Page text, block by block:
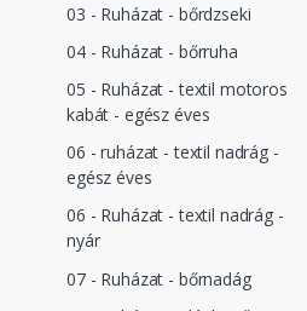
03 - Ruházat - bőrdzseki
04 - Ruházat - bőrruha
05 - Ruházat - textil motoros
kabát - egész éves
06 - ruházat - textil nadrág -
egész éves
06 - Ruházat - textil nadrág -
nyár
07 - Ruházat - bőrnadág